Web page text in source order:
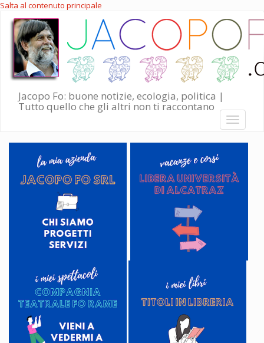
Salta al contenuto principale
Jacopo Fo: buone notizie, ecologia, politica |
Tutto quello che gli altri non ti raccontano
Toggle